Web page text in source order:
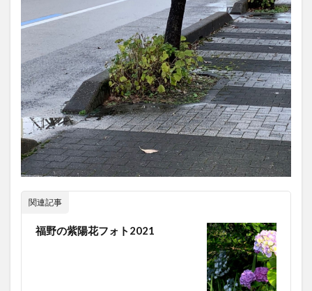
関連記事
福野の紫陽花フォト2021